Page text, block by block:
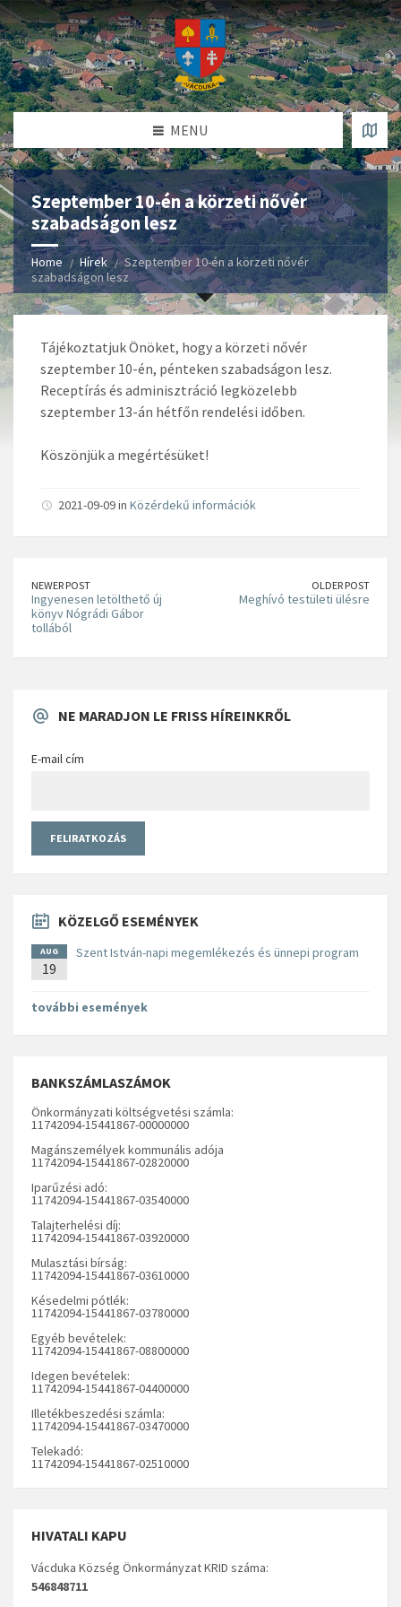
MENU
Szeptember 10-én a körzeti nővér
szabadságon lesz
Home Hírek
Szeptember 10-én a körzeti nővér
szabadságon lesz
Tájékoztatjuk Önöket, hogy a körzeti nővér
szeptember 10-én, pénteken szabadságon lesz.
Receptírás és adminisztráció legközelebb
szeptember 13-án hétfőn rendelési időben.
Köszönjük a megértésüket!
2021-09-09 in Közérdekű információk
NEWER POST
Ingyenesen letölthető új
könyv Nógrádi Gábor
tollából
OLDER POST
Meghívó testületi ülésre
NE MARADJON LE FRISS HÍREINKRŐL
E-mail cím
KÖZELGŐ ESEMÉNYEK
AUG
19
Szent István-napi megemlékezés és ünnepi program
további események
BANKSZÁMLASZÁMOK
Önkormányzati költségvetési számla:
11742094-15441867-00000000
Magánszemélyek kommunális adója
11742094-15441867-02820000
Iparűzési adó:
11742094-15441867-03540000
Talajterhelési díj:
11742094-15441867-03920000
Mulasztási bírság:
11742094-15441867-03610000
Késedelmi pótlék:
11742094-15441867-03780000
Egyéb bevételek:
11742094-15441867-08800000
Idegen bevételek:
11742094-15441867-04400000
Illetékbeszedési számla:
11742094-15441867-03470000
Telekadó:
11742094-15441867-02510000
HIVATALI KAPU
Vácduka Község Önkormányzat KRID száma:
546848711